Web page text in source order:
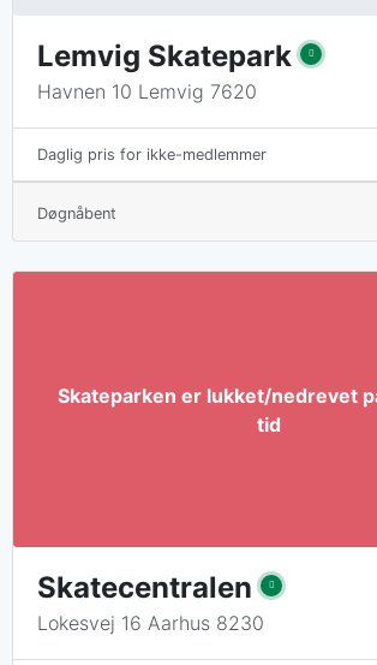
Lemvig Skatepark
Havnen 10 Lemvig 7620
Daglig pris for ikke-medlemmer
Døgnåbent
Skatecentralen
Lokesvej 16 Aarhus 8230